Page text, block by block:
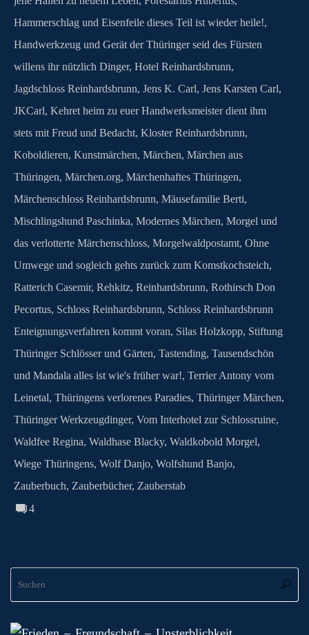
Hammerschlag und Eisenfeile dieses Teil ist wieder heile!,
Handwerkzeug und Gerät der Thüringer seid des Fürsten
willens ihr nützlich Dinger, Hotel Reinhardsbrunn,
Jagdschloss Reinhardsbrunn, Jens K. Carl, Jens Karsten Carl,
JKCarl, Kehret heim zu euer Handwerksmeister dient ihm
stets mit Freud und Bedacht, Kloster Reinhardsbrunn,
Koboldieren, Kunstmärchen, Märchen, Märchen aus
Thüringen, Märchen.org, Märchenhaftes Thüringen,
Märchenschloss Reinhardsbrunn, Mäusefamilie Berti,
Mischlingshund Paschinka, Modernes Märchen, Morgel und
das verlotterte Märchenschloss, Morgelwaldpostamt, Ohne
Umwege und sogleich gehts zurück zum Komstkochsteich,
Ratterich Casemir, Rehkitz, Reinhardsbrunn, Rothirsch Don
Pecortus, Schloss Reinhardsbrunn, Schloss Reinhardsbrunn
Enteignungsverfahren kommt voran, Silas Holzkopp, Stiftung
Thüringer Schlösser und Gärten, Tastending, Tausendschön
und Mandala alles ist wie's früher war!, Terrier Antony vom
Leinetal, Thüringens verlorenes Paradies, Thüringer Märchen,
Thüringer Werkzeugdinger, Vom Interhotel zur Schlossruine,
Waldfee Regina, Waldhase Blacky, Waldkobold Morgel,
Wiege Thüringens, Wolf Danjo, Wolfshund Banjo,
Zauberbuch, Zauberbücher, Zauberstab
4